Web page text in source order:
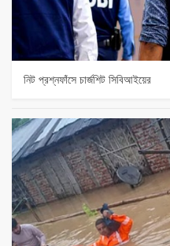
নিট প্রশ্নফাঁসে চার্জশিট সিবিআইয়ের